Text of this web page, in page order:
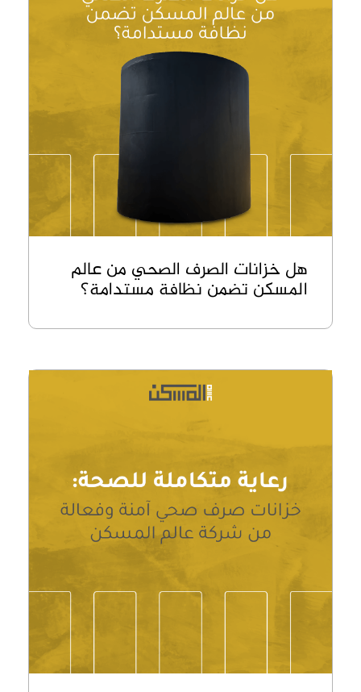
هل خزانات الصرف الصحي من عالم
المسكن تضمن نظافة مستدامة؟